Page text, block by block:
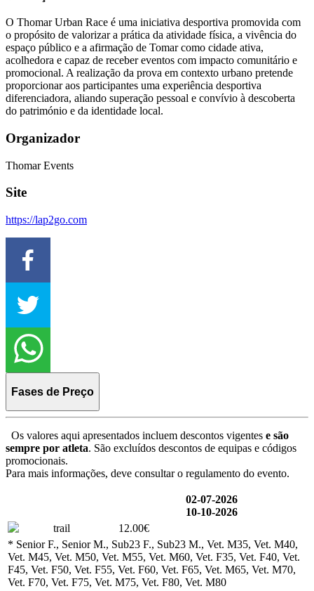
O Thomar Urban Race é uma iniciativa desportiva promovida com
o propósito de valorizar a prática da atividade física, a vivência do
espaço público e a afirmação de Tomar como cidade ativa,
acolhedora e capaz de receber eventos com impacto comunitário e
promocional. A realização da prova em contexto urbano pretende
proporcionar aos participantes uma experiência desportiva
diferenciadora, aliando superação pessoal e convívio à descoberta
do património e da identidade local.
Organizador
Thomar Events
Site
https://lap2go.com
Fases de Preço
Os valores aqui apresentados incluem descontos vigentes e são
sempre por atleta. São excluídos descontos de equipas e códigos
promocionais.
Para mais informações, deve consultar o regulamento do evento.
02-07-2026
10-10-2026
trail
12.00€
* Senior F., Senior M., Sub23 F., Sub23 M., Vet. M35, Vet. M40,
Vet. M45, Vet. M50, Vet. M55, Vet. M60, Vet. F35, Vet. F40, Vet.
F45, Vet. F50, Vet. F55, Vet. F60, Vet. F65, Vet. M65, Vet. M70,
Vet. F70, Vet. F75, Vet. M75, Vet. F80, Vet. M80